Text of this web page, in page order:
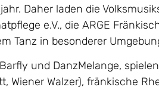
Daher laden die
e.V., die ARGE
Tanz in besonderer
und DanzMelange,
Wiener Walzer), fränkische